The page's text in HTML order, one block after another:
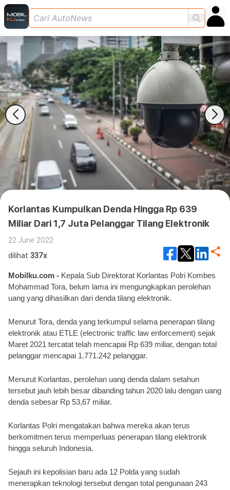
Korlantas Kumpulkan Denda Hingga Rp 639
Miliar Dari 1,7 Juta Pelanggar Tilang Elektronik
22 June 2022
dilihat 337x
Mobilku.com - Kepala Sub Direktorat Korlantas Polri Kombes
Mohammad Tora, belum lama ini mengungkapkan perolehan
uang yang dihasilkan dari denda tilang elektronik.
Menurut Tora, denda yang terkumpul selama penerapan tilang
elektronik atau ETLE (electronic traffic law enforcement) sejak
Maret 2021 tercatat telah mencapai Rp 639 miliar, dengan total
pelanggar mencapai 1.771.242 pelanggar.
Menurut Korlantas, perolehan uang denda dalam setahun
tersebut jauh lebih besar dibanding tahun 2020 lalu dengan uang
denda sebesar Rp 53,67 miliar.
Korlantas Polri mengatakan bahwa mereka akan terus
berkomitmen terus memperluas penerapan tilang elektronik
hingga seluruh Indonesia.
Sejauh ini kepolisian baru ada 12 Polda yang sudah
menerapkan teknologi tersebut dengan total pengunaan 243